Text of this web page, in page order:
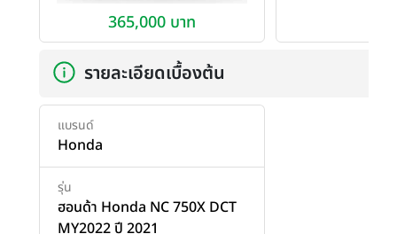
365,000 บาท
รายละเอียดเบื้องต้น
แบรนด์
Honda
รุ่น
ฮอนด้า Honda NC 750X DCT
MY2022 ปี 2021